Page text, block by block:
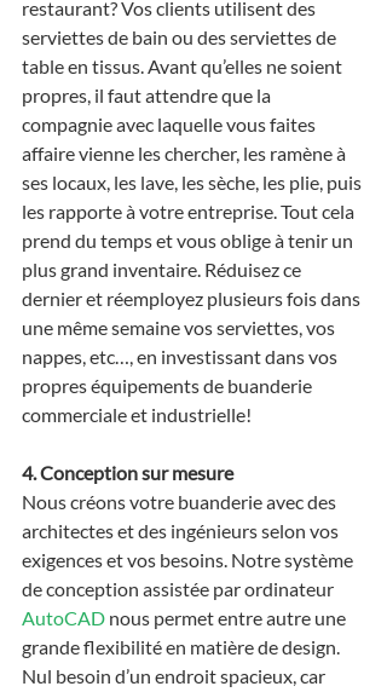
restaurant? Vos clients utilisent des
serviettes de bain ou des serviettes de
table en tissus. Avant qu’elles ne soient
propres, il faut attendre que la
compagnie avec laquelle vous faites
affaire vienne les chercher, les ramène à
ses locaux, les lave, les sèche, les plie, puis
les rapporte à votre entreprise. Tout cela
prend du temps et vous oblige à tenir un
plus grand inventaire. Réduisez ce
dernier et réemployez plusieurs fois dans
une même semaine vos serviettes, vos
nappes, etc…, en investissant dans vos
propres équipements de buanderie
commerciale et industrielle!
4. Conception sur mesure
Nous créons votre buanderie avec des
architectes et des ingénieurs selon vos
exigences et vos besoins. Notre système
de conception assistée par ordinateur
AutoCAD nous permet entre autre une
grande flexibilité en matière de design.
Nul besoin d’un endroit spacieux, car